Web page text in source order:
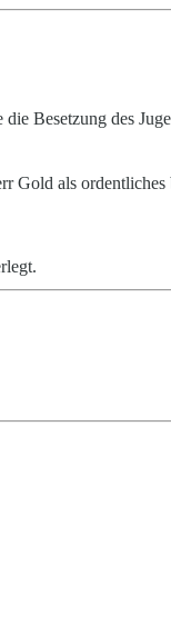
Besetzung des
als